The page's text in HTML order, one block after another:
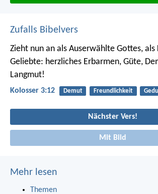
Zufalls Bibelvers
Zieht nun an als Auserwählte Gottes, als
Geliebte: herzliches Erbarmen, Güte,
Langmut!
Kolosser 3:12 Demut Freundlichkeit
Nächster Vers!
Mit Bild
Mehr lesen
Themen